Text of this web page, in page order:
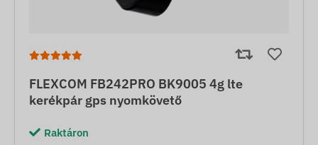
FLEXCOM FB242PRO BK9005 4g lte
kerékpár gps nyomkövető
Raktáron